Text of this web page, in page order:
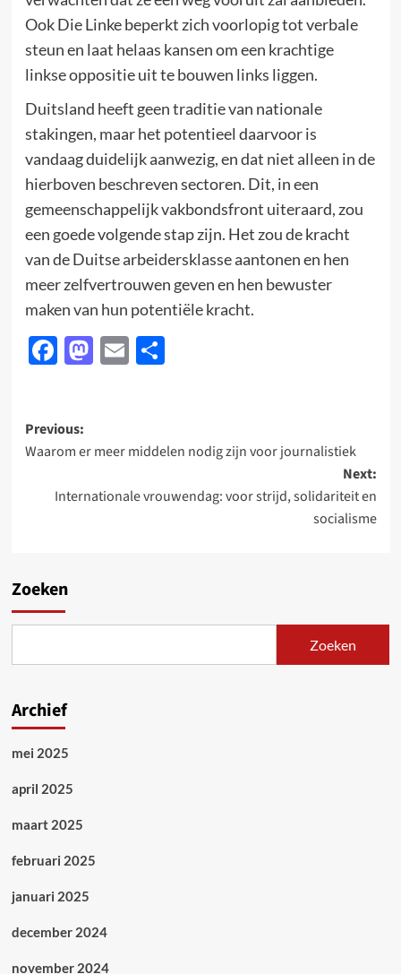
Ook Die Linke beperkt zich voorlopig tot verbale
steun en laat helaas kansen om een krachtige
linkse oppositie uit te bouwen links liggen.
Duitsland heeft geen traditie van nationale
stakingen, maar het potentieel daarvoor is
vandaag duidelijk aanwezig, en dat niet alleen in de
hierboven beschreven sectoren. Dit, in een
gemeenschappelijk vakbondsfront uiteraard, zou
een goede volgende stap zijn. Het zou de kracht
van de Duitse arbeidersklasse aantonen en hen
meer zelfvertrouwen geven en hen bewuster
maken van hun potentiële kracht.
Facebook
Mastodon
EmailDelen
Post
navigation
Previous:
Waarom er meer middelen nodig zijn voor journalistiek
Next:
Internationale vrouwendag: voor strijd, solidariteit en
socialisme
Zoeken
Zoeken
Archief
mei 2025
april 2025
maart 2025
februari 2025
januari 2025
december 2024
november 2024